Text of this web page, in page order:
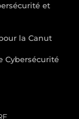
et
la Canut
Cybersécurité